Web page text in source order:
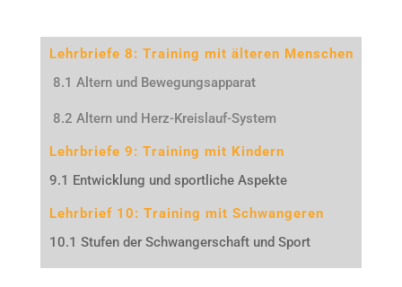
Lehrbriefe 8: Training mit älteren Menschen
8.1 Altern und Bewegungsapparat
8.2 Altern und Herz-Kreislauf-System
Lehrbriefe 9: Training mit Kindern
9.1 Entwicklung und sportliche Aspekte
Lehrbrief 10: Training mit Schwangeren
10.1 Stufen der Schwangerschaft und Sport